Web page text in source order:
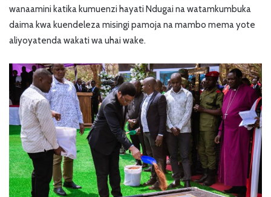
wanaamini katika kumuenzi hayati Ndugai na watamkumbuka
daima kwa kuendeleza misingi pamoja na mambo mema yote
aliyoyatenda wakati wa uhai wake.